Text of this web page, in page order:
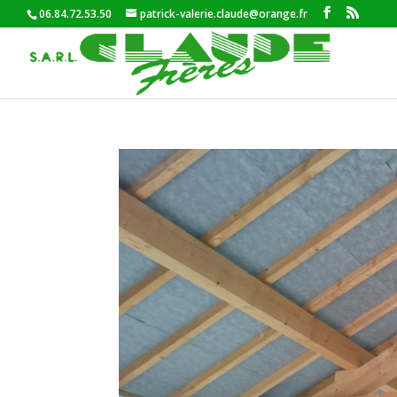
06.84.72.53.50 patrick-valerie.claude@orange.fr